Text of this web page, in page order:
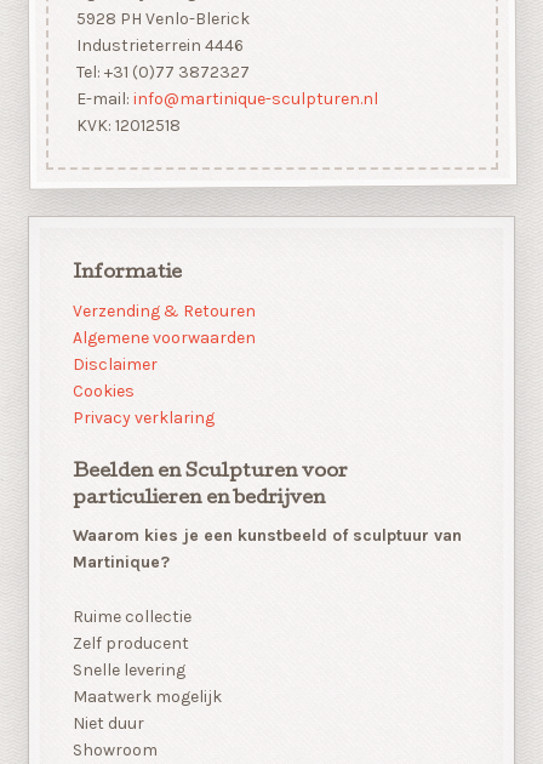
5928 PH Venlo-Blerick
Industrieterrein 4446
Tel: +31 (0)77 3872327
E-mail: info@martinique-sculpturen.nl
KVK: 12012518
Informatie
Verzending & Retouren
Algemene voorwaarden
Disclaimer
Cookies
Privacy verklaring
Beelden en Sculpturen voor
particulieren en bedrijven
Waarom kies je een kunstbeeld of sculptuur van
Martinique?
Ruime collectie
Zelf producent
Snelle levering
Maatwerk mogelijk
Niet duur
Showroom